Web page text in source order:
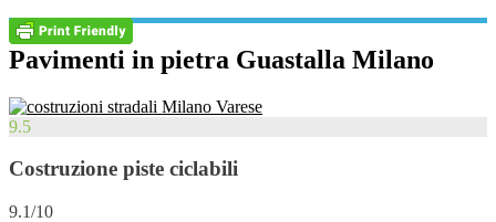
Pavimenti in pietra Guastalla Milano
9.5
Costruzione piste ciclabili
9.1/10